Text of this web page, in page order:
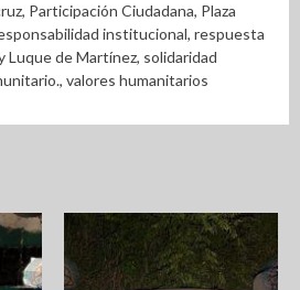
, Participación Ciudadana, Plaza
institucional, respuesta
Luque de Martínez, solidaridad
, valores humanitarios